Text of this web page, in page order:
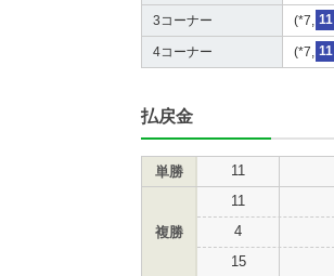
3コーナー (*7, 11
4コーナー (*7, 11
払戻金
単勝 11
複勝
11
4
15